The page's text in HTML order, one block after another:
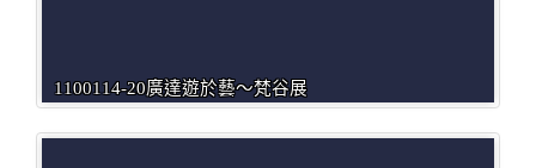
1100114-20廣達遊於藝～梵谷展